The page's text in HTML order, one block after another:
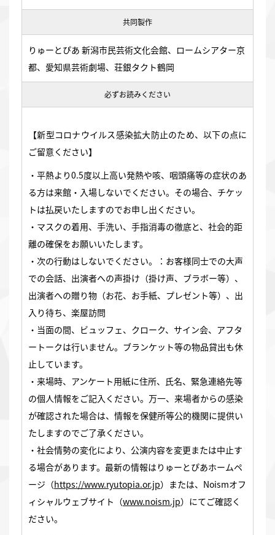
共同製作
りゅーとぴあ 新潟市民芸術文化会館、ロームシアター京
都、愛知県芸術劇場、荘銀タクト鶴岡
必ずお読みください
【新型コロナウイルス感染拡大防止のため、以下の点に
ご留意ください】
・平熱より0.5度以上高い発熱や咳、咽頭痛等の症状のあ
る方は来館・入場しないでください。その場合、チケッ
トは払戻いたしますのでお申し出ください。
・マスクの着用、手洗い、手指消毒の徹底と、社会的距
離の確保をお願いいたします。
・次の行動はしないでください。：お客様同士での大声
での会話、出演者への声掛け（掛け声、ブラボー等）、
出演者への贈り物（お花、お手紙、プレゼント等）、出
入り待ち、楽屋訪問
・当面の間、ビュッフェ、クローク、サイン会、アフタ
ートークは行いません。ブランケット等の物品貸出も休
止しています。
・来場時、アンケート用紙に住所、氏名、緊急連絡先等
の個人情報をご記入ください。万一、来場者からの感染
が確認された場合は、情報を保健所等公的機関に提供い
たしますのでご了承ください。
・社会情勢の変化により、公演内容を変更または中止す
る場合があります。最新の情報はりゅーとぴあホームペ
ージ（https://www.ryutopia.or.jp）または、Noismオフ
ィシャルウェブサイト（www.noism.jp）にてご確認く
ださい。